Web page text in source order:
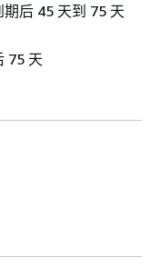
后 45 天到 75 天
75 天